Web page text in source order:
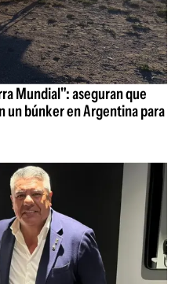
Mundial": aseguran que
un búnker en Argentina para